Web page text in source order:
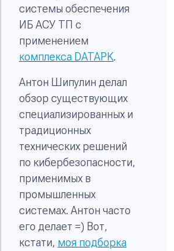
системы обеспечения
ИБ АСУ ТП с
применением
комплекса DATAPK.
Антон Шипулин делал
обзор существующих
специализированных и
традиционных
технических решений
по кибербезопасности,
применимых в
промышленных
системах. Антон часто
его делает =) Вот,
кстати, моя подборка